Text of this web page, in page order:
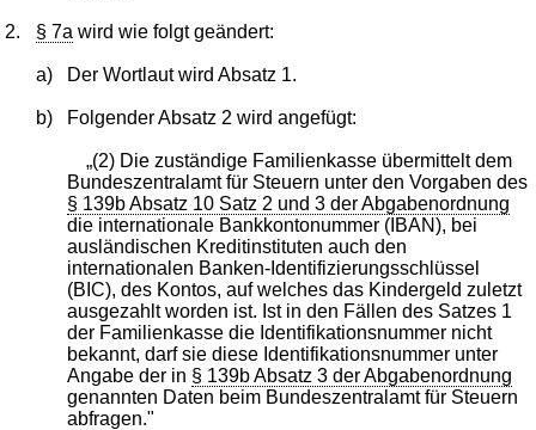
2. § 7a wird wie folgt geändert:
a) Der Wortlaut wird Absatz 1.
b) Folgender Absatz 2 wird angefügt:
„(2) Die zuständige Familienkasse übermittelt dem
Bundeszentralamt für Steuern unter den Vorgaben des
§ 139b Absatz 10 Satz 2 und 3 der Abgabenordnung
die internationale Bankkontonummer (IBAN), bei
ausländischen Kreditinstituten auch den
internationalen Banken-Identifizierungsschlüssel
(BIC), des Kontos, auf welches das Kindergeld zuletzt
ausgezahlt worden ist. Ist in den Fällen des Satzes 1
der Familienkasse die Identifikationsnummer nicht
bekannt, darf sie diese Identifikationsnummer unter
Angabe der in § 139b Absatz 3 der Abgabenordnung
genannten Daten beim Bundeszentralamt für Steuern
abfragen."